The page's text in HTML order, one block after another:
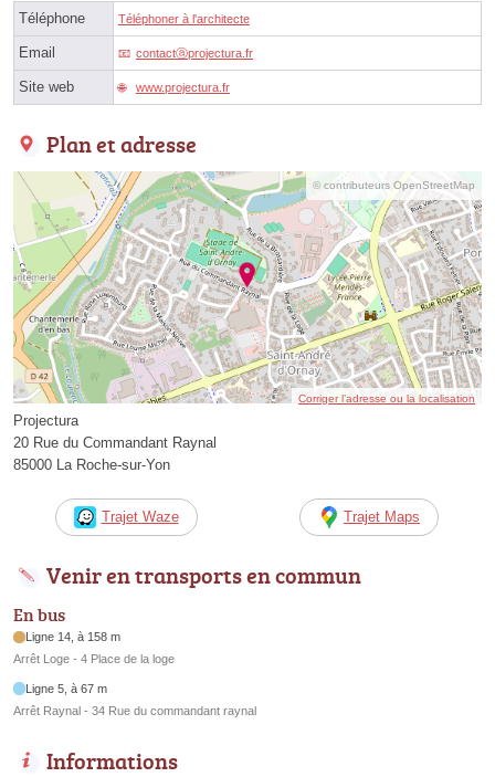
Téléphone Téléphoner à l'architecte
Email contactⓐprojectura.fr
Site web www.projectura.fr
Plan et adresse
© contributeurs OpenStreetMap
Corriger l’adresse ou la localisation
Projectura
20 Rue du Commandant Raynal
85000 La Roche-sur-Yon
Trajet Waze Trajet Maps
Venir en transports en commun
En bus
Ligne 14, à 158 m
Arrêt Loge - 4 Place de la loge
Ligne 5, à 67 m
Arrêt Raynal - 34 Rue du commandant raynal
Informations